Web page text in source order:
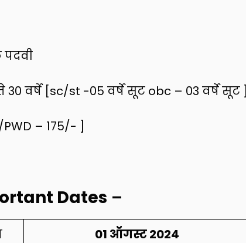
पदवी
30 वर्षे [sc/st -05 वर्षे सूट obc – 03 वर्षे सूट ]
– 175/- ]
Dates –
01 ऑगस्ट 2024